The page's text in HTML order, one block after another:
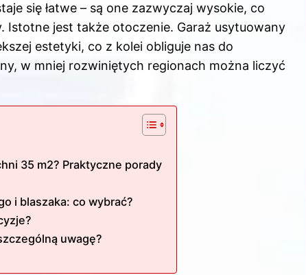
się łatwe – są one zazwyczaj wysokie, co
jest także otoczenie. Garaż usytuowany
estetyki, co z kolei obliguje nas do
w mniej rozwiniętych regionach można liczyć
35 m2? Praktyczne porady
i blaszaka: co wybrać?
uwagę?